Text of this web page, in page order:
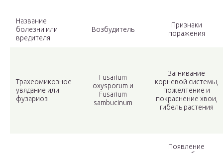
Название
болезни или
вредителя
Возбудитель
Признаки
поражения
Трахеомикозное
увядание или
фузариоз
Fusarium
oxysporum и
Fusarium
sambucinum
Загнивание
корневой системы,
пожелтение и
покраснение хвои,
гибель растения
Появление